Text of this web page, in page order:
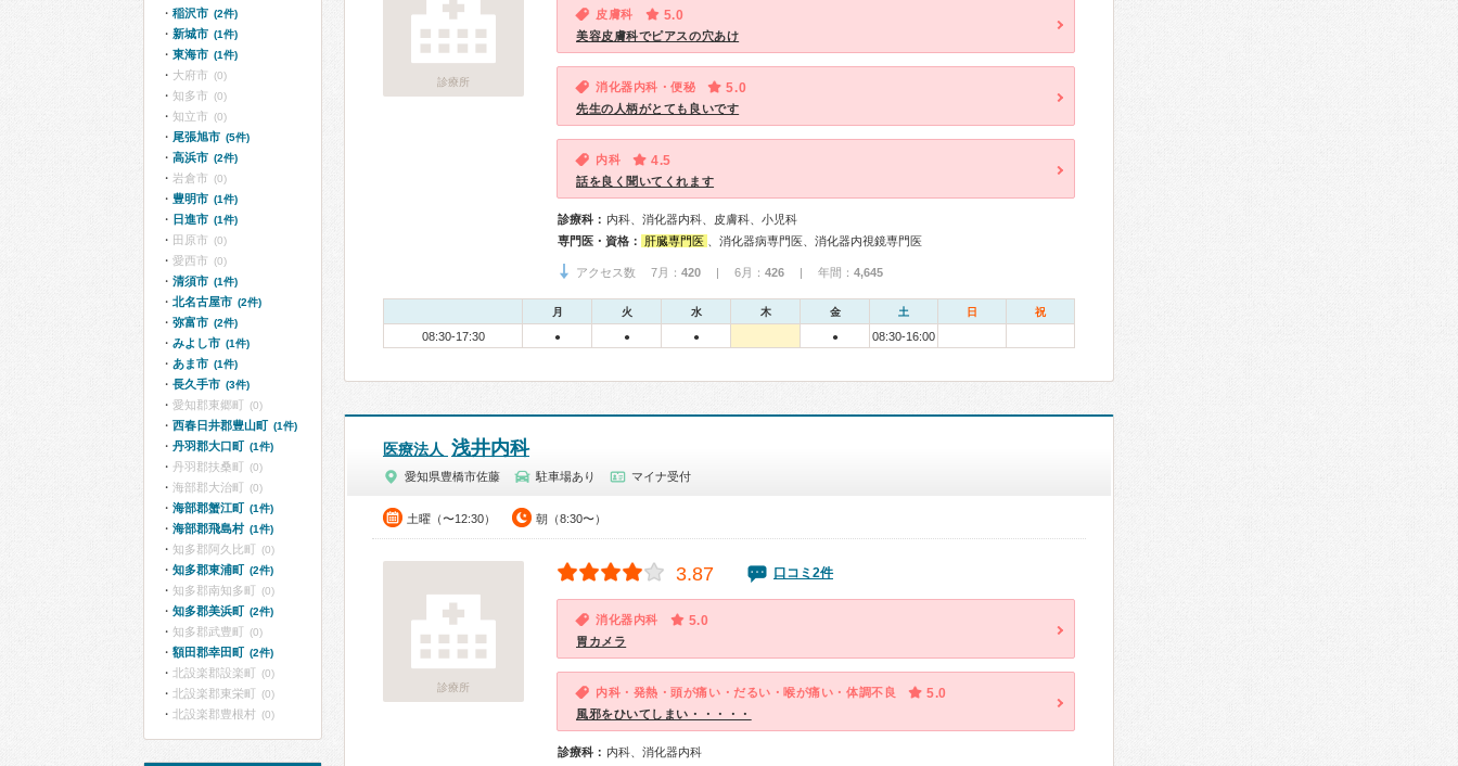
診療所
皮膚科 5.0
美容皮膚科でピアスの穴あけ
消化器内科・便秘 5.0
先生の人柄がとても良いです
内科 4.5
話を良く聞いてくれます
診療科： 内科、消化器内科、皮膚科、小児科
専門医・資格：
肝臓専門医 、消化器病専門医、消化器内視鏡専門医
アクセス数 7月： 420 | 6月： 426 | 年間： 4,645
月 火 水 木 金 土 日 祝
08:30-17:30 ● ● ● ● 08:30-16:00
医療法人 浅井内科
愛知県豊橋市佐藤 駐車場あり マイナ受付
土曜（〜12:30） 朝（8:30〜）
診療所
3.87 口コミ2件
消化器内科 5.0
胃カメラ
内科・発熱・頭が痛い・だるい・喉が痛い・体調不良 5.0
風邪をひいてしまい・・・・・
診療科： 内科、消化器内科
稲沢市 (2件)
新城市 (1件)
東海市 (1件)
大府市 (0)
知多市 (0)
知立市 (0)
尾張旭市 (5件)
高浜市 (2件)
岩倉市 (0)
豊明市 (1件)
日進市 (1件)
田原市 (0)
愛西市 (0)
清須市 (1件)
北名古屋市 (2件)
弥富市 (2件)
みよし市 (1件)
あま市 (1件)
長久手市 (3件)
愛知郡東郷町 (0)
西春日井郡豊山町 (1件)
丹羽郡大口町 (1件)
丹羽郡扶桑町 (0)
海部郡大治町 (0)
海部郡蟹江町 (1件)
海部郡飛島村 (1件)
知多郡阿久比町 (0)
知多郡東浦町 (2件)
知多郡南知多町 (0)
知多郡美浜町 (2件)
知多郡武豊町 (0)
額田郡幸田町 (2件)
北設楽郡設楽町 (0)
北設楽郡東栄町 (0)
北設楽郡豊根村 (0)